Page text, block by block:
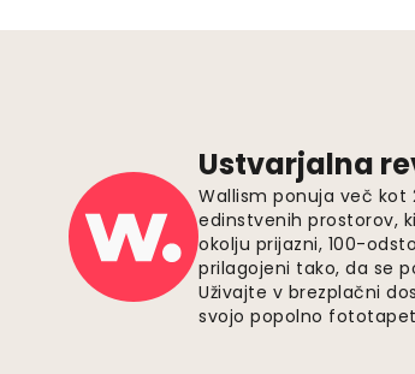
Ustvarjalna
Wallism ponuja več
edinstvenih prostorov,
okolju prijazni, 100-
prilagojeni tako, da se
Uživajte v brezplačni
svojo popolno